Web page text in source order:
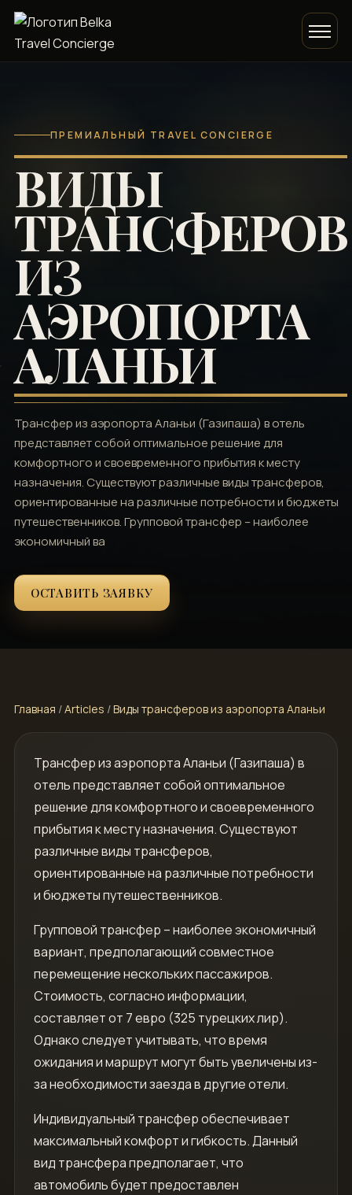
ПРЕМИАЛЬНЫЙ TRAVEL CONCIERGE
ВИДЫ
ТРАНСФЕРОВ
ИЗ
АЭРОПОРТА
АЛАНЬИ
Трансфер из аэропорта Аланьи (Газипаша) в отель
представляет собой оптимальное решение для
комфортного и своевременного прибытия к месту
назначения. Существуют различные виды трансферов‚
ориентированные на различные потребности и бюджеты
путешественников. Групповой трансфер – наиболее
экономичный ва
ОСТАВИТЬ ЗАЯВКУ
Главная /Articles /Виды трансферов из аэропорта Аланьи
Трансфер из аэропорта Аланьи (Газипаша) в
отель представляет собой оптимальное
решение для комфортного и своевременного
прибытия к месту назначения. Существуют
различные виды трансферов‚
ориентированные на различные потребности
и бюджеты путешественников.
Групповой трансфер – наиболее экономичный
вариант‚ предполагающий совместное
перемещение нескольких пассажиров.
Стоимость‚ согласно информации‚
составляет от 7 евро (325 турецких лир).
Однако следует учитывать‚ что время
ожидания и маршрут могут быть увеличены из-
за необходимости заезда в другие отели.
Индивидуальный трансфер обеспечивает
максимальный комфорт и гибкость. Данный
вид трансфера предполагает‚ что
автомобиль будет предоставлен